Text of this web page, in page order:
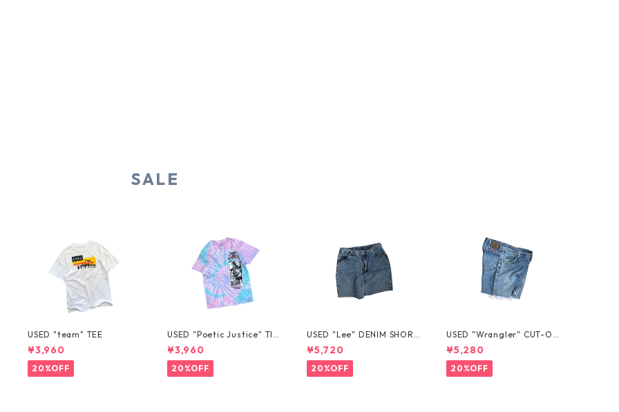
SALE
USED "team" TEE
¥3,960
20%OFF
USED "Poetic Justice" TIE
-DYE TEE
¥3,960
20%OFF
USED "Lee" DENIM SHORT
S
¥5,720
20%OFF
USED "Wrangler" CUT-OF
F DENIM SHORTS
¥5,280
20%OFF